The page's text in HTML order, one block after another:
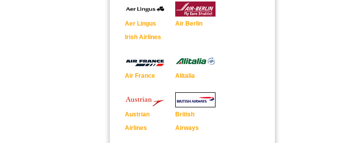
Aer Lingus
Irish Airlines
Air Berlin
Air France Alitalia
Austrian
Airlines
British
Airways